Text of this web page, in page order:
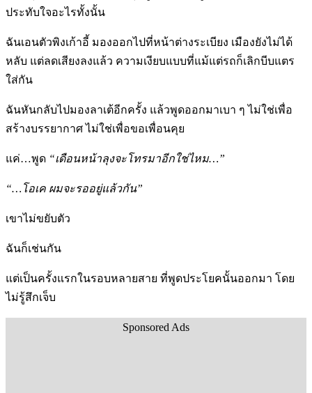
ประทับใจอะไรทั้งนั้น
ฉันเอนตัวพิงเก้าอี้ มองออกไปที่หน้าต่างระเบียง เมืองยังไม่ได้
หลับ แต่ลดเสียงลงแล้ว ความเงียบแบบที่แม้แต่รถก็เลิกบีบแตร
ใส่กัน
ฉันหันกลับไปมองลาเต้อีกครั้ง แล้วพูดออกมาเบา ๆ ไม่ใช่เพื่อ
สร้างบรรยากาศ ไม่ใช่เพื่อขอเพื่อนคุย
แค่…พูด “เดือนหน้าลุงจะโทรมาอีกใช่ไหม…”
“…โอเค ผมจะรออยู่แล้วกัน”
เขาไม่ขยับตัว
ฉันก็เช่นกัน
แต่เป็นครั้งแรกในรอบหลายสาย ที่พูดประโยคนั้นออกมา โดย
ไม่รู้สึกเจ็บ
Sponsored Ads